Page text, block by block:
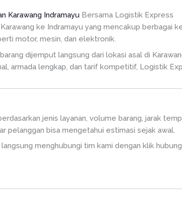
Karawang Indramayu Bersama Logistik Express
ke Indramayu yang mencakup berbagai
motor, mesin, dan elektronik.
dijemput langsung dari lokasi asal di
armada lengkap, dan tarif kompetitif, Logistik
jenis layanan, volume barang, jarak
pelanggan bisa mengetahui estimasi sejak awal.
menghubungi tim kami dengan klik